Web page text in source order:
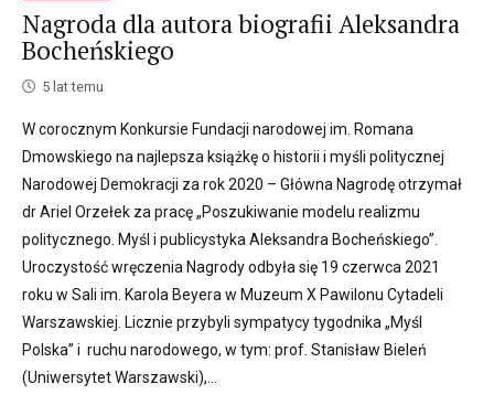
Nagroda dla autora biografii Aleksandra
Bocheńskiego
5 lat temu
W corocznym Konkursie Fundacji narodowej im. Romana
Dmowskiego na najlepsza książkę o historii i myśli politycznej
Narodowej Demokracji za rok 2020 – Główna Nagrodę otrzymał
dr Ariel Orzełek za pracę „Poszukiwanie modelu realizmu
politycznego. Myśl i publicystyka Aleksandra Bocheńskiego”.
Uroczystość wręczenia Nagrody odbyła się 19 czerwca 2021
roku w Sali im. Karola Beyera w Muzeum X Pawilonu Cytadeli
Warszawskiej. Licznie przybyli sympatycy tygodnika „Myśl
Polska” i ruchu narodowego, w tym: prof. Stanisław Bieleń
(Uniwersytet Warszawski),...